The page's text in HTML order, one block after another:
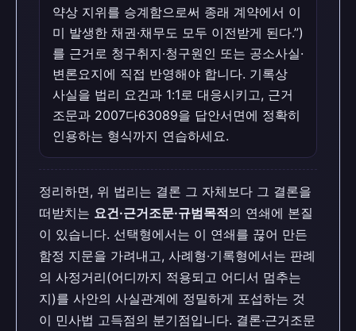
약상 지위를 승계함으로써 종래 계약에서 이
미 발생한 채권·채무도 모두 이전받게 된다.”)
를 근거로 청구취지·청구원인 또는 공소사실·
변론요지에 직접 반영해야 합니다. 기록상
사실을 법리 요건과 1:1로 대응시키고, 근거
조문과 2007다63089을 답안서면에 정확히
인용하는 형식까지 연습하세요.
정리하면, 위 법리는 결론 그 자체보다 그 결론을
떠받치는 요건·근거조문·규범목적의 연쇄에 본질
이 있습니다. 선택형에서는 이 연쇄를 끊어 만든
함정 지문을 가려내고, 사례형·기록형에서는 판례
의 사정거리(어디까지 적용되고 어디서 멈추는
지)를 사안의 사실관계에 정밀하게 포섭하는 것
이 민사법 고득점의 분기점입니다. 결론·근거조문